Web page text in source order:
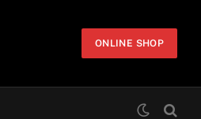
ONLINE SHOP